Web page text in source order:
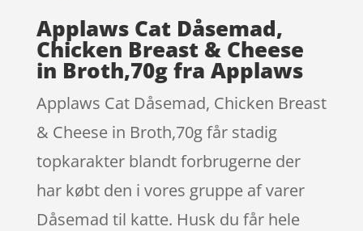
Applaws Cat Dåsemad,
Chicken Breast & Cheese
in Broth,70g fra Applaws
Applaws Cat Dåsemad, Chicken Breast
& Cheese in Broth,70g får stadig
topkarakter blandt forbrugerne der
har købt den i vores gruppe af varer
Dåsemad til katte. Husk du får hele